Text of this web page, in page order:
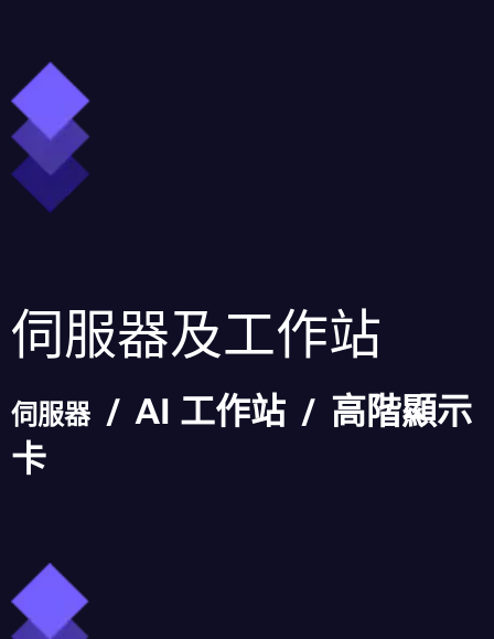
伺服器及工作站
伺服器 / AI 工作站 / 高階顯示
卡